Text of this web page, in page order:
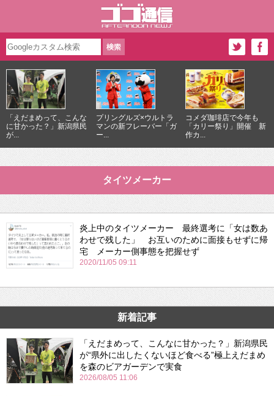
「えだまめって、こんな
に甘かった？」新潟県民
が...
プリングルズ×ウルトラ
マンの新フレーバー「ガ
ー...
コメダ珈琲店で今年も
「カリー祭り」開催 新
作カ...
タイツメーカー
炎上中のタイツメーカー 最終選考に「女は数あ
わせで残した」 お互いのために面接もせずに帰
宅 メーカー側事態を把握せず
2020/11/05 09:11
新着記事
「えだまめって、こんなに甘かった？」新潟県民
が“県外に出したくないほど食べる”極上えだまめ
を森のビアガーデンで実食
2026/08/05 11:06